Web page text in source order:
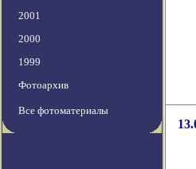
2001
2000
1999
Фотоархив
Все фотоматериалы